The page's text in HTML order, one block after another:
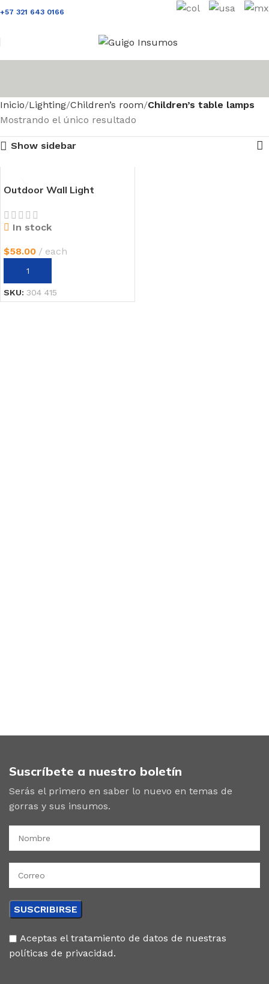
+57 321 643 0166
Inicio Lighting Children’s room Children’s table lamps
Mostrando el único resultado
Show sidebar
Outdoor Wall Light
In stock
$58.00 each
AÑADIR AL CARRITO
SKU: 304 415
Suscríbete a nuestro boletín
Serás el primero en saber lo nuevo en temas de
gorras y sus insumos.
Aceptas el tratamiento de datos de nuestras
políticas de privacidad.